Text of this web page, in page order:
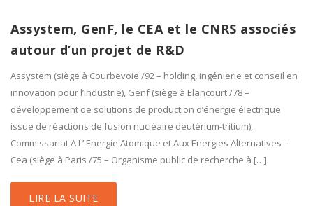
Assystem, GenF, le CEA et le CNRS associés
autour d’un projet de R&D
Assystem (siège à Courbevoie /92 – holding, ingénierie et conseil en
innovation pour l’industrie), Genf (siège à Elancourt /78 –
développement de solutions de production d’énergie électrique
issue de réactions de fusion nucléaire deutérium-tritium),
Commissariat A L’ Energie Atomique et Aux Energies Alternatives –
Cea (siège à Paris /75 – Organisme public de recherche à […]
LIRE LA SUITE